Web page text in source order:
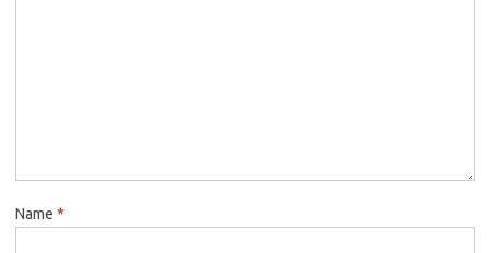
Name *